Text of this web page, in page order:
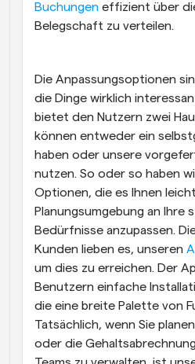
Buchungen effizient über
Belegschaft zu verteilen.
Die Anpassungsoptionen
die Dinge wirklich
bietet den Nutzern zwei
können entweder ein
haben oder unsere
nutzen. So oder so haben
Optionen, die es Ihnen
Planungsumgebung an Ihre
Bedürfnisse anzupassen.
Kunden lieben es, unseren
um dies zu erreichen. Der
Benutzern einfache
die eine breite Palette von
Tatsächlich, wenn Sie
oder die